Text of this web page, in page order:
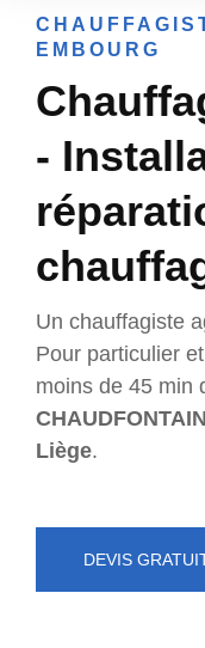
EMBOURG
-
Un chauffagiste
Pour particulier
moins de 45 min
Liège.
DEVIS